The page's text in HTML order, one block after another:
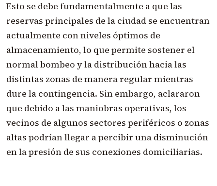
Esto se debe fundamentalmente a que las
reservas principales de la ciudad se encuentran
actualmente con niveles óptimos de
almacenamiento, lo que permite sostener el
normal bombeo y la distribución hacia las
distintas zonas de manera regular mientras
dure la contingencia. Sin embargo, aclararon
que debido a las maniobras operativas, los
vecinos de algunos sectores periféricos o zonas
altas podrían llegar a percibir una disminución
en la presión de sus conexiones domiciliarias.